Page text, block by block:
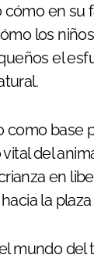
en su
los
el
base
del
en
la
mundo del